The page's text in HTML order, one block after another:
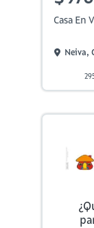
Casa En
Neiva,